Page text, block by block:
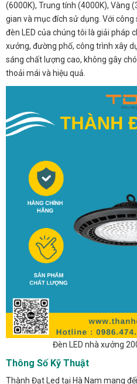
(6000K), Trung tính (4000K), Vàng
gian và mục đích sử dụng. Với
đèn LED của chúng tôi là giải pháp
xưởng, đường phố, công trình xây
sáng chất lượng cao, không gây
thoải mái và hiệu quả.
Đèn LED nhà xưởng
Thông Số Kỹ Thuật
Thành Đạt Led tại Hà Nam mang